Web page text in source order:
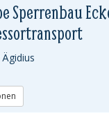
Sperrenbau